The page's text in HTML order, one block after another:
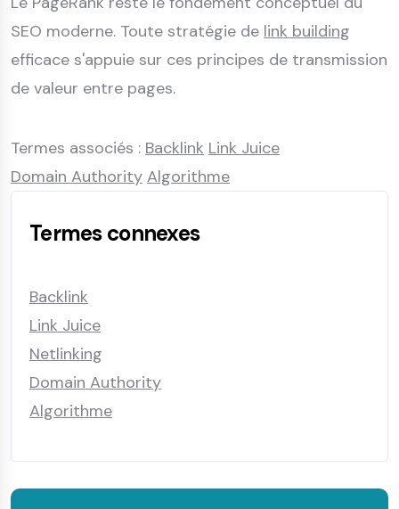
SEO moderne. Toute stratégie de link building
efficace s'appuie sur ces principes de transmission
de valeur entre pages.
Termes associés : Backlink Link Juice
Domain Authority Algorithme
Termes connexes
Backlink
Link Juice
Netlinking
Domain Authority
Algorithme